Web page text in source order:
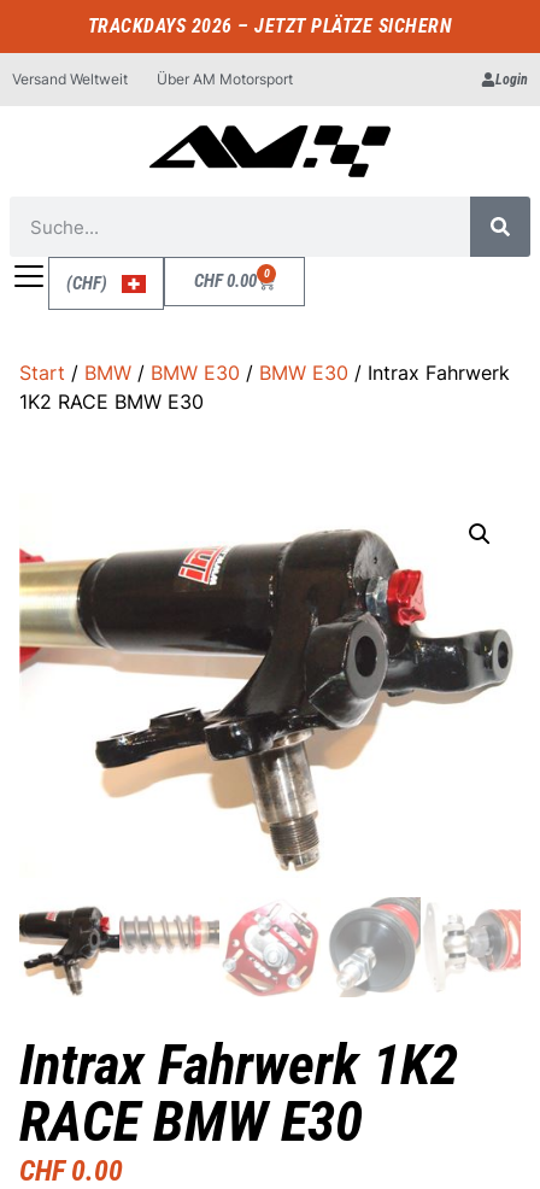
TRACKDAYS 2026 – JETZT PLÄTZE SICHERN
Versand Weltweit Über AM Motorsport Login
(CHF) CHF0.00 0
Start / BMW / BMW E30 / BMW E30 / Intrax Fahrwerk
1K2 RACE BMW E30
Intrax Fahrwerk 1K2
RACE BMW E30
CHF0.00